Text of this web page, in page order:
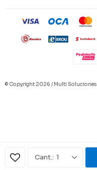
1
© Copyright 2026 / Multi Soluciones